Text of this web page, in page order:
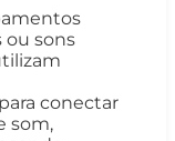
ou sons
conectar
som,